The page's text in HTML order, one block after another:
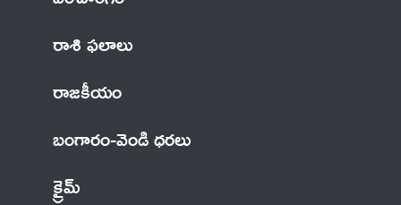
రాశి ఫలాలు
రాజకీయం
బంగారం-వెండి ధరలు
క్రైమ్